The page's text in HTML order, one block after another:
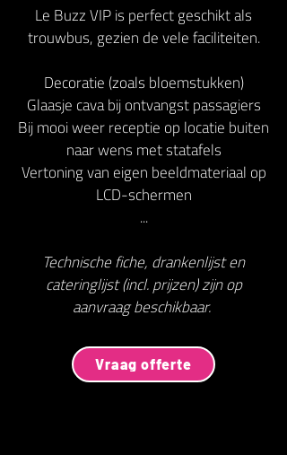
Le Buzz VIP is perfect geschikt als
trouwbus, gezien de vele faciliteiten.
Decoratie (zoals bloemstukken)
Glaasje cava bij ontvangst passagiers
Bij mooi weer receptie op locatie buiten
naar wens met statafels
Vertoning van eigen beeldmateriaal op
LCD-schermen
...
Technische fiche, drankenlijst en
cateringlijst (incl. prijzen) zijn op
aanvraag beschikbaar.
Vraag offerte